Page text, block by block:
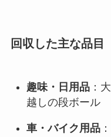
回収した主な品目
趣味・日用品：
越しの段ボール
車・バイク用品